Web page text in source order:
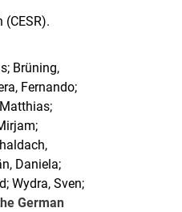
Brüning,
Fernando;
Daniela;
Wydra, Sven;
German